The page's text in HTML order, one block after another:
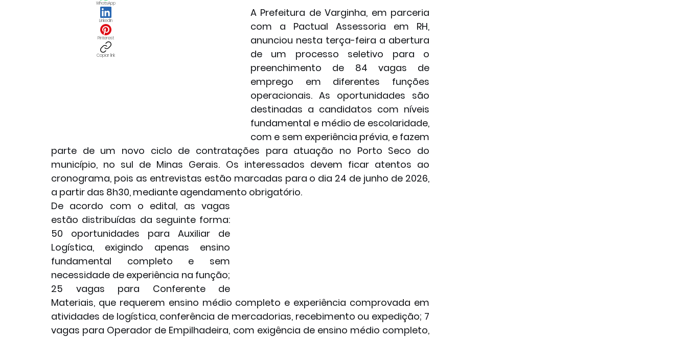
A Prefeitura de Varginha, em parceria
com a Pactual Assessoria em RH,
anunciou nesta terça-feira a abertura
de um processo seletivo para o
preenchimento de 84 vagas de
emprego em diferentes funções
operacionais. As oportunidades são
destinadas a candidatos com níveis
fundamental e médio de escolaridade,
com e sem experiência prévia, e fazem
parte de um novo ciclo de contratações para atuação no Porto Seco do
município, no sul de Minas Gerais. Os interessados devem ficar atentos ao
cronograma, pois as entrevistas estão marcadas para o dia 24 de junho de 2026,
a partir das 8h30, mediante agendamento obrigatório.
De acordo com o edital, as vagas
estão distribuídas da seguinte forma:
50 oportunidades para Auxiliar de
Logística, exigindo apenas ensino
fundamental completo e sem
necessidade de experiência na função;
25 vagas para Conferente de
Materiais, que requerem ensino médio completo e experiência comprovada em
atividades de logística, conferência de mercadorias, recebimento ou expedição; 7
vagas para Operador de Empilhadeira, com exigência de ensino médio completo,
WhatsApp
LinkedIn
Pinterest
Copiar link